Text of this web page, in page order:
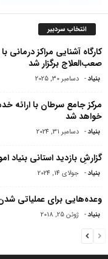
انتخاب سردبیر
کارگاه آشنایی مراکز
صعب‌العلاج برگزار شد
بنیاد- دسامبر 30, 2025
مرکز جامع سرطان با ارائه
خواهد شد
بنیاد- دسامبر 31, 2024
گزارشِ بازدید استانی بنیاد
بنیاد- جولای 14, 2024
وعده‌هایی برای عملیاتی
بنیاد- ژوئن 25, 2018